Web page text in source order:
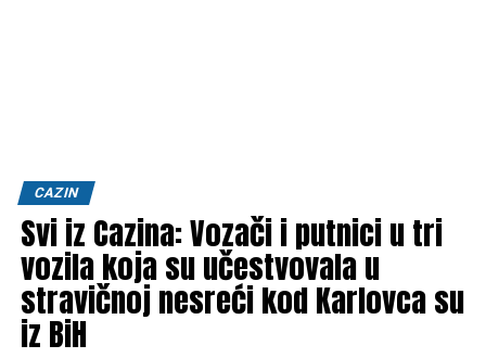
CAZIN
Svi iz Cazina: Vozači i putnici u tri
vozila koja su učestvovala u
stravičnoj nesreći kod Karlovca su
iz BiH